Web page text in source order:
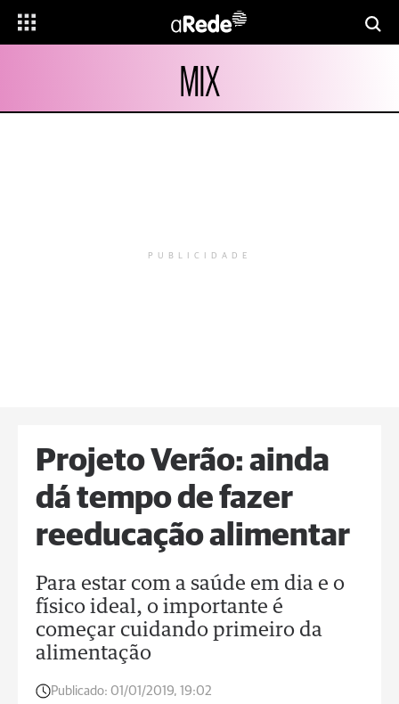
MIX
PUBLICIDADE
Projeto Verão: ainda
dá tempo de fazer
reeducação alimentar
Para estar com a saúde em dia e o
físico ideal, o importante é
começar cuidando primeiro da
alimentação
Publicado: 01/01/2019, 19:02